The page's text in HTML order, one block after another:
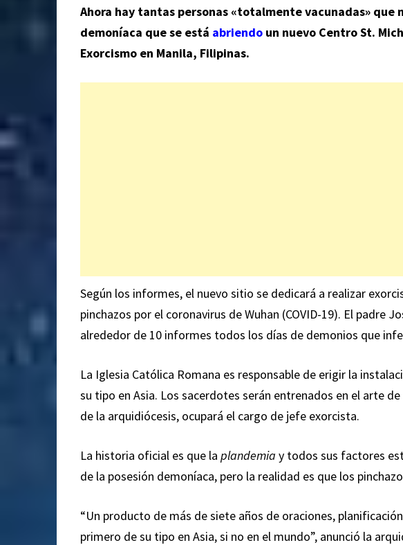
Ahora hay tantas personas «totalmente vacunadas» que
demoníaca que se está abriendo un nuevo Centro St.
Exorcismo en Manila, Filipinas.
Según los informes, el nuevo sitio se dedicará a realizar
pinchazos por el coronavirus de Wuhan (COVID-19). El padre
alrededor de 10 informes todos los días de demonios que
La Iglesia Católica Romana es responsable de erigir la
su tipo en Asia. Los sacerdotes serán entrenados en el arte
de la arquidiócesis, ocupará el cargo de jefe exorcista.
La historia oficial es que la plandemia y todos sus factores
de la posesión demoníaca, pero la realidad es que los
“Un producto de más de siete años de oraciones,
primero de su tipo en Asia, si no en el mundo”, anunció la